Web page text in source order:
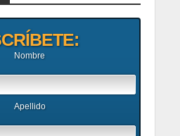
Nombre
Apellido